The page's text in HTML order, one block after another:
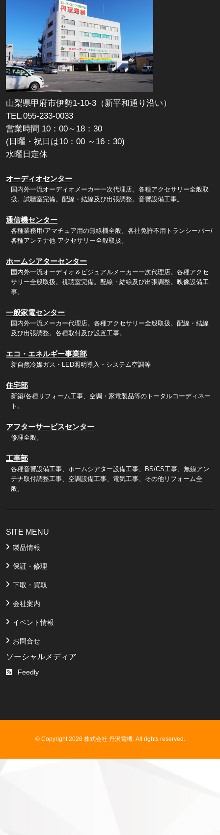
山梨県甲府市伊勢1-10-3（新平和通り沿い）
TEL.055-233-0033
営業時間 10：00～18：30
(日曜・祝日は10：00 ～16：30)
水曜日定休
オーディオセンター
国内外一流オーディオメーカー一次代理店。各種アクセサリー全般取
扱。試聴室完備。配線・結線及び出張調整。音響設備工事。
通信機センター
各種業務用/アマチュア用の無線機全般。各社免許不用トランシーバー/
各種アンテナ他 アクセサリー全般取扱。
ホームシアターセンター
国内外一流オーディオ＆ビジュアルメーカー一次代理店。各種アクセ
サリー全般取扱。視聴室完備。配線・結線及び出張調整。映像設備工
事。
一般家電センター
国内外一流メーカー代理店。各種アクセサリー全般取扱。配線・結線
及び出張調整。各種取付及び設置工事。
エコ・エネルギー事業部
新自然冷媒ガス・LED照明導入・システム空調等
住宅部
新築/各種リフォーム工事、空調・家電製品等のトータルコーディネー
ト。
アフターサービスセンター
修理全般。
工事部
各種音響設備工事、ホームシアター設備工事、BS/CS工事、無線アン
テナ取付調整工事、空調設備工事、電気工事、その他リフォーム全
般。
SITE MENU
製品情報
保証・修理
下取・買取
会社案内
イベント情報
お問合せ
ソーシャルメディア
Feedly
© Copyright 2026 株式会社 丹沢電機. All rights reserved.